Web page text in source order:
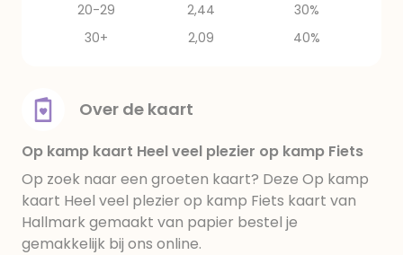
20-29
2,44
30%
30+
2,09 40%
Over de kaart
Op kamp kaart Heel veel plezier op kamp Fiets
Op zoek naar een groeten kaart? Deze Op kamp
kaart Heel veel plezier op kamp Fiets kaart van
Hallmark gemaakt van papier bestel je
gemakkelijk bij ons online.